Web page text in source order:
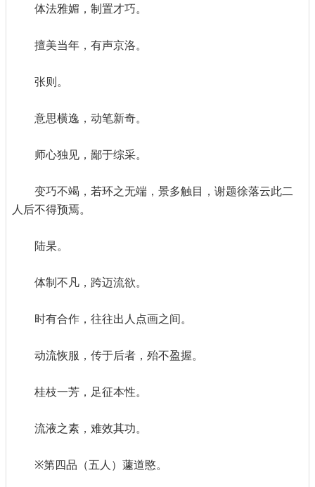
体法雅媚，制置才巧。
擅美当年，有声京洛。
张则。
意思横逸，动笔新奇。
师心独见，鄙于综采。
变巧不竭，若环之无端，景多触目，谢题徐落云此二
人后不得预焉。
陆杲。
体制不凡，跨迈流欲。
时有合作，往往出人点画之间。
动流恢服，传于后者，殆不盈握。
桂枝一芳，足征本性。
流液之素，难效其功。
※第四品（五人）蘧道愍。